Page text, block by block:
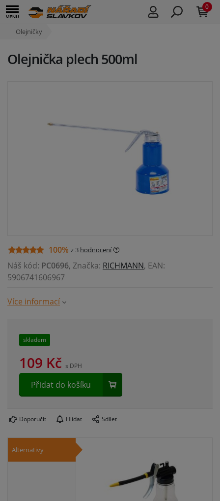
0
Olejničky
Olejnička plech 500ml
100% z 3 hodnocení
Náš kód: PC0696, Značka: RICHMANN, EAN:
5906741606967
Více informací
skladem
109 Kč s DPH
Přidat do košíku
Doporučit Hlídat Sdílet
Alternativy